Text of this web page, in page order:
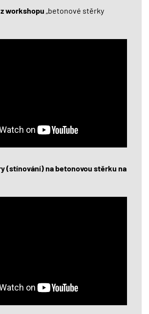
workshopu „betonové stěrky
(stínování) na betonovou stěrku na